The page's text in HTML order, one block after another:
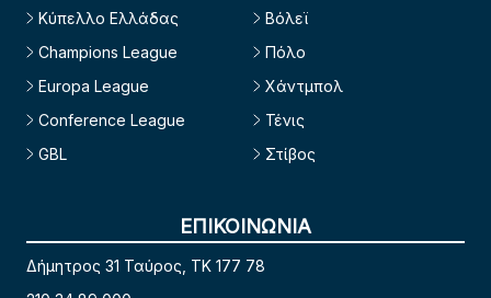
Κύπελλο Ελλάδας
Champions League
Europa League
Conference League
GBL
Βόλεϊ
Πόλο
Χάντμπολ
Τένις
Στίβος
ΕΠΙΚΟΙΝΩΝΙΑ
Δήμητρος 31 Ταύρος, TK 177 78